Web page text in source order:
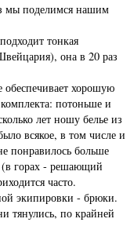
мы поделимся нашим
тонкая
она в 20 раз
обеспечивает хорошую
потоньше и
лет ношу белье из
всякое, в том числе и
понравилось больше
(в горах - решающий
часто.
экипировки - брюки.
тянулись, по крайней